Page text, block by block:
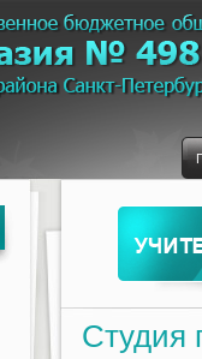
Студия